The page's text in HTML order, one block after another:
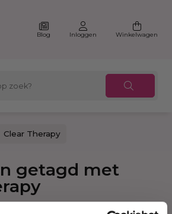
Blog Inloggen Winkelwagen
Clear Therapy
getagd met